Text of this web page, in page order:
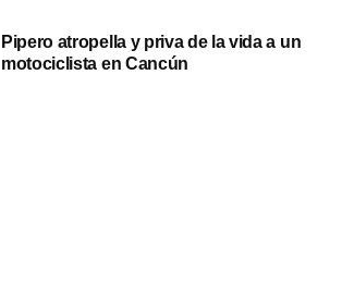
Pipero atropella y priva de la vida a un
motociclista en Cancún